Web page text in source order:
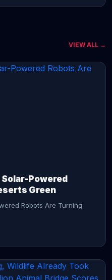
VIEW ALL →
Powered
Green
Robots Are Turning